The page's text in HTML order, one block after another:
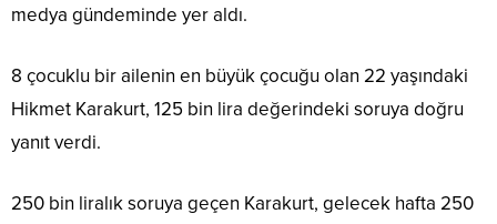
medya gündeminde yer aldı.
8 çocuklu bir ailenin en büyük çocuğu olan 22 yaşındaki
Hikmet Karakurt, 125 bin lira değerindeki soruya doğru
yanıt verdi.
250 bin liralık soruya geçen Karakurt, gelecek hafta 250